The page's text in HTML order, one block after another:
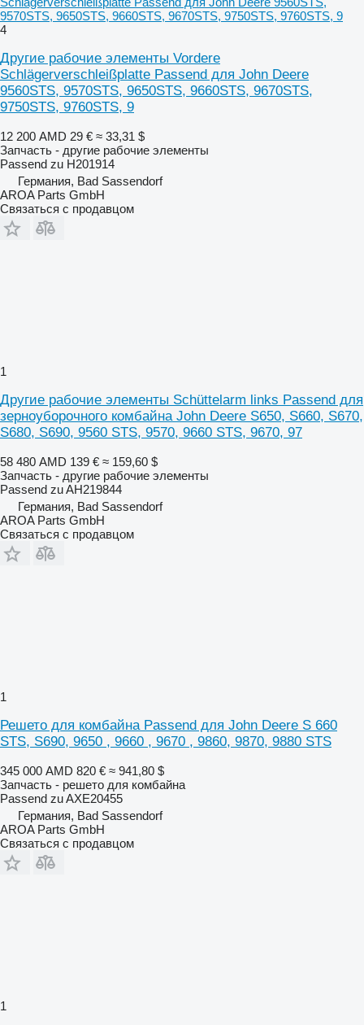
9570STS, 9650STS, 9660STS, 9670STS, 9750STS, 9760STS, 9
4
Другие рабочие элементы Vordere
Schlägerverschleißplatte Passend для John Deere
9560STS, 9570STS, 9650STS, 9660STS, 9670STS,
9750STS, 9760STS, 9
12 200 AMD 29 € ≈ 33,31 $
Запчасть - другие рабочие элементы
Passend zu H201914
Германия, Bad Sassendorf
AROA Parts GmbH
Связаться с продавцом
1
Другие рабочие элементы Schüttelarm links Passend для
зерноуборочного комбайна John Deere S650, S660, S670,
S680, S690, 9560 STS, 9570, 9660 STS, 9670, 97
58 480 AMD 139 € ≈ 159,60 $
Запчасть - другие рабочие элементы
Passend zu AH219844
Германия, Bad Sassendorf
AROA Parts GmbH
Связаться с продавцом
1
Решето для комбайна Passend для John Deere S 660
STS, S690, 9650 , 9660 , 9670 , 9860, 9870, 9880 STS
345 000 AMD 820 € ≈ 941,80 $
Запчасть - решето для комбайна
Passend zu AXE20455
Германия, Bad Sassendorf
AROA Parts GmbH
Связаться с продавцом
1